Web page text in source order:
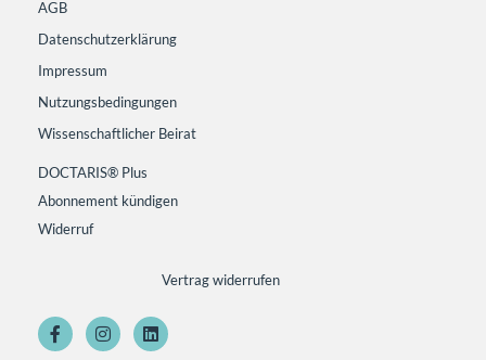
AGB
Datenschutzerklärung
Impressum
Nutzungsbedingungen
Wissenschaftlicher Beirat
DOCTARIS® Plus
Abonnement kündigen
Widerruf
Vertrag widerrufen